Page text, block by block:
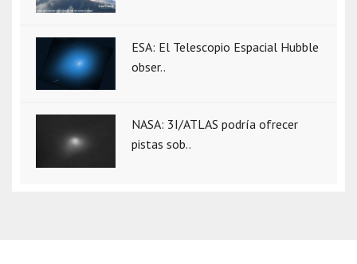
ESA: El Telescopio Espacial Hubble
obser..
NASA: 3I/ATLAS podría ofrecer
pistas sob..